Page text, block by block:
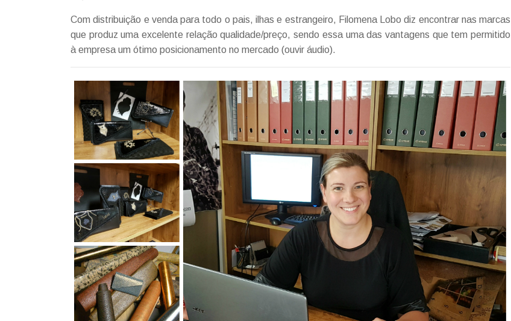
Com distribuição e venda para todo o pais, ilhas e estrangeiro, Filomena Lobo diz encontrar nas marcas
que produz uma excelente relação qualidade/preço, sendo essa uma das vantagens que tem permitido
à empresa um ótimo posicionamento no mercado (ouvir áudio).